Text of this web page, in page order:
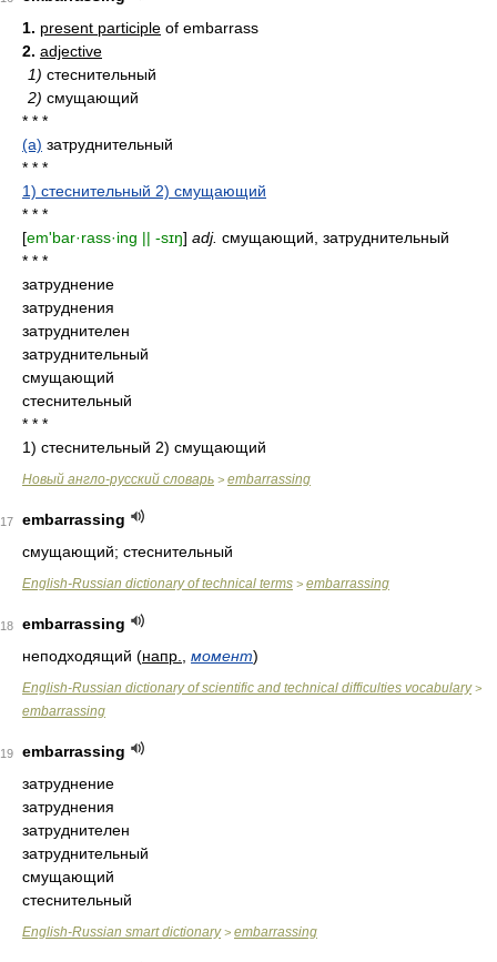
1. present participle of embarrass
2. adjective
1) стеснительный
2) смущающий
* * *
(a) затруднительный
* * *
1) стеснительный 2) смущающий
* * *
[em'bar·rass·ing || -sɪŋ] adj. смущающий, затруднительный
* * *
затруднение
затруднения
затруднителен
затруднительный
смущающий
стеснительный
* * *
1) стеснительный 2) смущающий
Новый англо-русский словарь > embarrassing
17
embarrassing
смущающий; стеснительный
English-Russian dictionary of technical terms > embarrassing
18
embarrassing
неподходящий (напр. момент)
English-Russian dictionary of scientific and technical difficulties vocabulary>
embarrassing
19
embarrassing
затруднение
затруднения
затруднителен
затруднительный
смущающий
стеснительный
English-Russian smart dictionary> embarrassing